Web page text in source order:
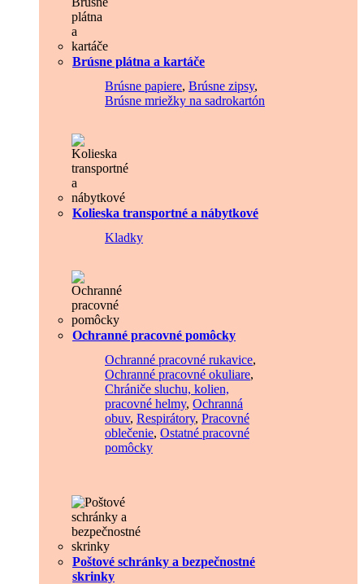
Brúsne plátna a kartáče
Brúsne papiere, Brúsne zipsy,
Brúsne mriežky na sadrokartón
Kolieska transportné a nábytkové
Kladky
Ochranné pracovné pomôcky
Ochranné pracovné rukavice,
Ochranné pracovné okuliare,
Chrániče sluchu, kolien,
pracovné helmy, Ochranná
obuv, Respirátory, Pracovné
oblečenie, Ostatné pracovné
pomôcky
Poštové schránky a bezpečnostné
skrinky